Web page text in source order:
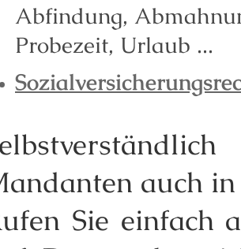
Abfindung,
Probezeit, Urlaub ...
auch
Sie einfach